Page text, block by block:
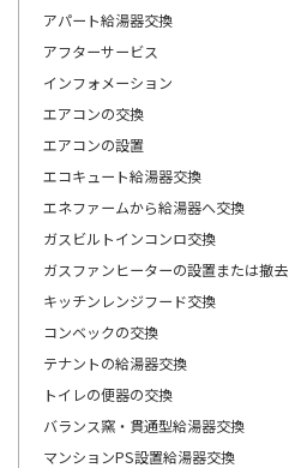
アパート給湯器交換
アフターサービス
インフォメーション
エアコンの交換
エアコンの設置
エコキュート給湯器交換
エネファームから給湯器へ交換
ガスビルトインコンロ交換
ガスファンヒーターの設置または撤去
キッチンレンジフード交換
コンベックの交換
テナントの給湯器交換
トイレの便器の交換
バランス窯・貫通型給湯器交換
マンションPS設置給湯器交換